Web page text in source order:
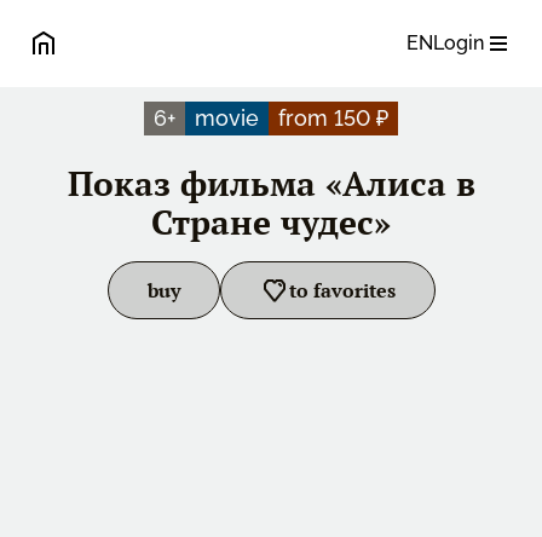
ENLogin
6+ movie from 150 ₽
Показ фильма «Алиса в
Стране чудес»
buy to favorites